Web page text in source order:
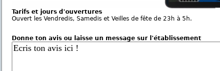
Tarifs et jours d'ouvertures
Ouvert les Vendredis, Samedis et Veilles de fête de 23h à 5h.
Donne ton avis ou laisse un message sur l'établissement